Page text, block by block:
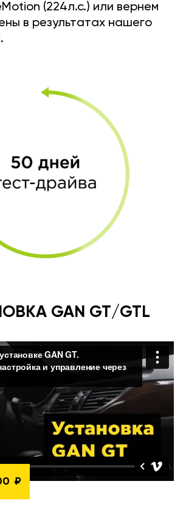
(224л.с.) или вернем
в результатах нашего
GAN GT/GTL